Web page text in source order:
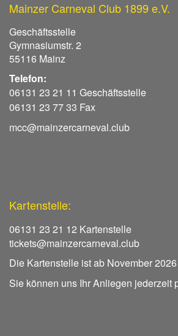
Mainzer Carneval Club 1899 e.V.
Geschäftsstelle
Gymnasiumstr. 2
55116 Mainz
Telefon:
06131 23 21 11 Geschäftsstelle
06131 23 77 33 Fax
mcc@mainzercarneval.club
Kartenstelle:
06131 23 21 12 Kartenstelle
tickets@mainzercarneval.club
Die Kartenstelle ist ab November
Sie können uns Ihr Anliegen jederzeit